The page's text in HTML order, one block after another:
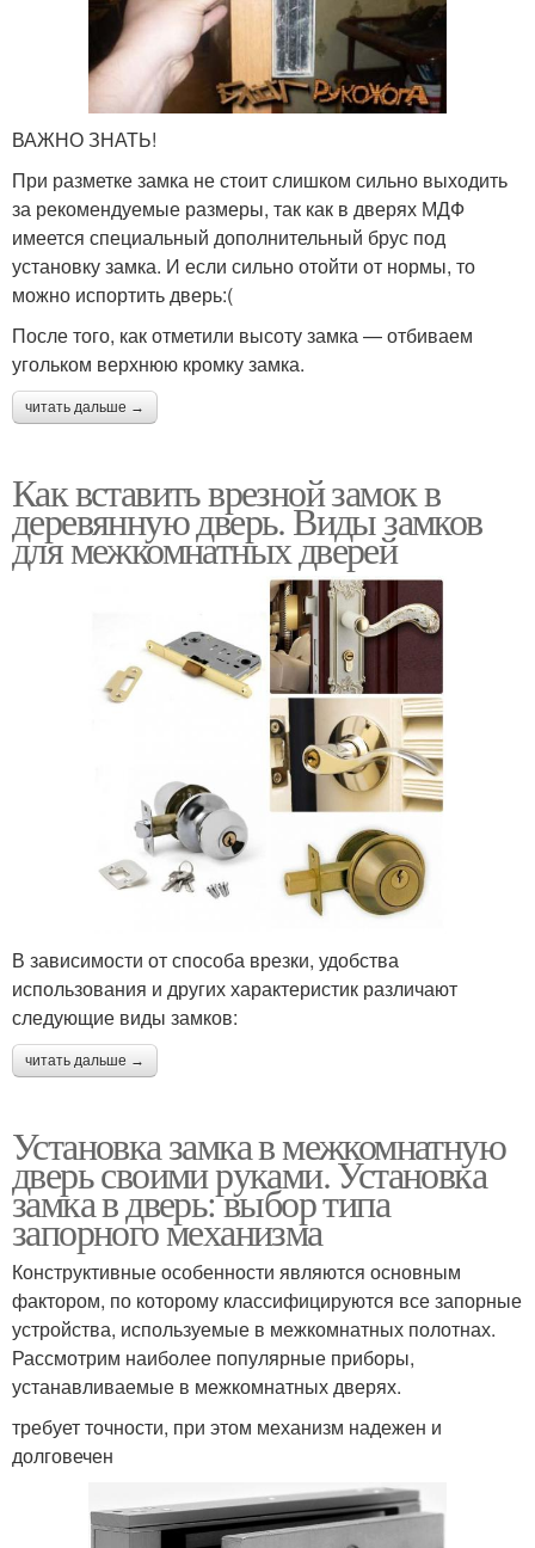
ВАЖНО ЗНАТЬ!
При разметке замка не стоит слишком сильно выходить
за рекомендуемые размеры, так как в дверях МДФ
имеется специальный дополнительный брус под
установку замка. И если сильно отойти от нормы, то
можно испортить дверь:(
После того, как отметили высоту замка — отбиваем
угольком верхнюю кромку замка.
читать дальше →
Как вставить врезной замок в
деревянную дверь. Виды замков
для межкомнатных дверей
В зависимости от способа врезки, удобства
использования и других характеристик различают
следующие виды замков:
читать дальше →
Установка замка в межкомнатную
дверь своими руками. Установка
замка в дверь: выбор типа
запорного механизма
Конструктивные особенности являются основным
фактором, по которому классифицируются все запорные
устройства, используемые в межкомнатных полотнах.
Рассмотрим наиболее популярные приборы,
устанавливаемые в межкомнатных дверях.
требует точности, при этом механизм надежен и
долговечен